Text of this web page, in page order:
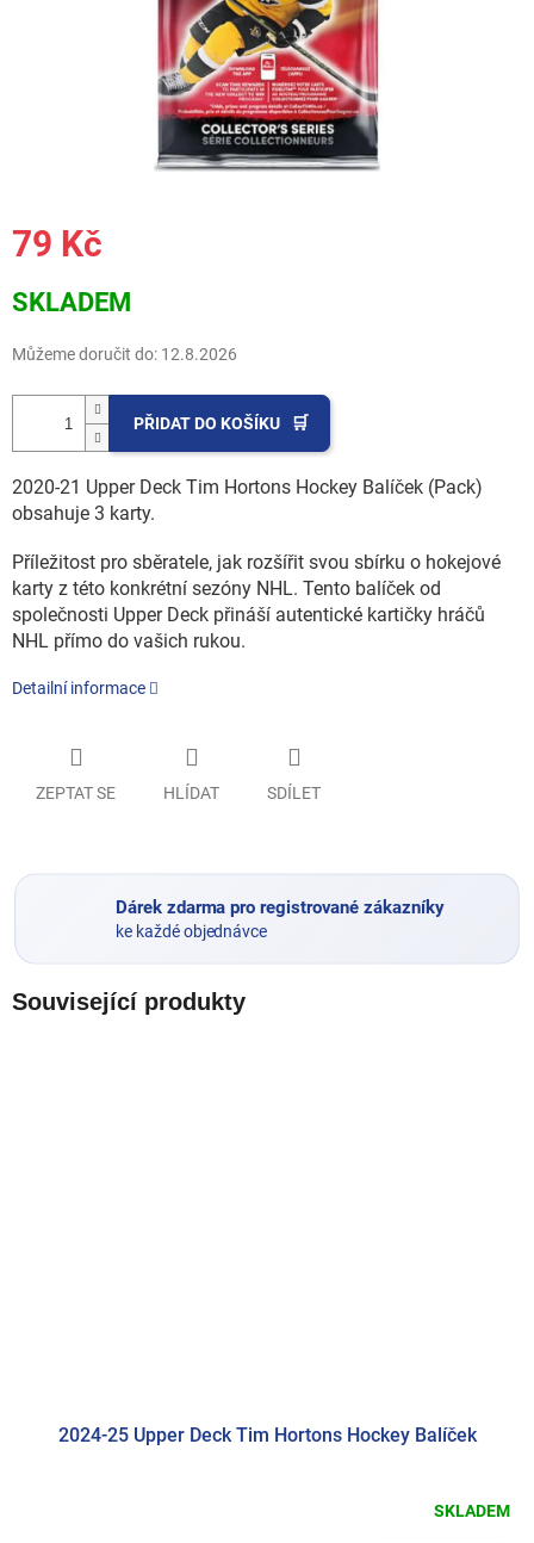
79 Kč
cena:
SKLADEM
Můžeme doručit do: 12.8.2026
PŘIDAT DO KOŠÍKU
2020-21 Upper Deck Tim Hortons Hockey Balíček (Pack)
obsahuje 3 karty.
Příležitost pro sběratele, jak rozšířit svou sbírku o hokejové
karty z této konkrétní sezóny NHL. Tento balíček od
společnosti Upper Deck přináší autentické kartičky hráčů
NHL přímo do vašich rukou.
Detailní informace
ZEPTAT SE HLÍDAT SDÍLET
Dárek zdarma pro registrované zákazníky
ke každé objednávce
Související produkty
2024-25 Upper Deck Tim Hortons Hockey Balíček
SKLADEM